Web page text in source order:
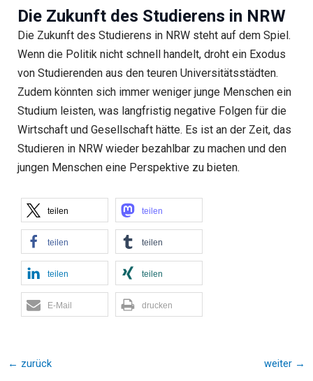
Die Zukunft des Studierens in NRW
Die Zukunft des Studierens in NRW steht auf dem Spiel.
Wenn die Politik nicht schnell handelt, droht ein Exodus
von Studierenden aus den teuren Universitätsstädten.
Zudem könnten sich immer weniger junge Menschen ein
Studium leisten, was langfristig negative Folgen für die
Wirtschaft und Gesellschaft hätte. Es ist an der Zeit, das
Studieren in NRW wieder bezahlbar zu machen und den
jungen Menschen eine Perspektive zu bieten.
teilen teilen
teilen teilen
teilen teilen
E-Mail drucken
← zurück weiter →